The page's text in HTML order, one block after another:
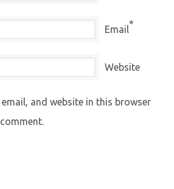
Email*
Website
email, and website in this browser